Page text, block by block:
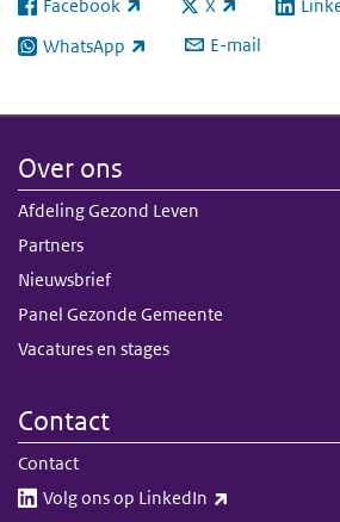
Facebook
(externe link) X
(externe link)
WhatsApp
(externe link) E-mail
Over ons
Afdeling Gezond Leven
Partners
Nieuwsbrief
Panel Gezonde Gemeente
Vacatures en stages
Contact
Contact
Volg ons op LinkedIn​​